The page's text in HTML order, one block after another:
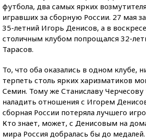
футбола, два самых ярких
игравших за сборную России. 27 мая
35-летний Игорь Денисов, а в
столичным клубом попрощался 32-
Тарасов.
То, что оба оказались в одном клубе,
терпеть столь ярких харизматиков
Семин. Тому же Станиславу Черчесову
наладить отношения с Игорем
сборная России потеряла лучшего
Кто знает, может, с Денисовым на
мира Россия добралась бы до медалей.